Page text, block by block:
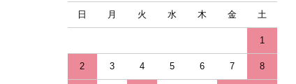
日 月 火 水 木 金 土
1
2 3 4 5 6 7 8